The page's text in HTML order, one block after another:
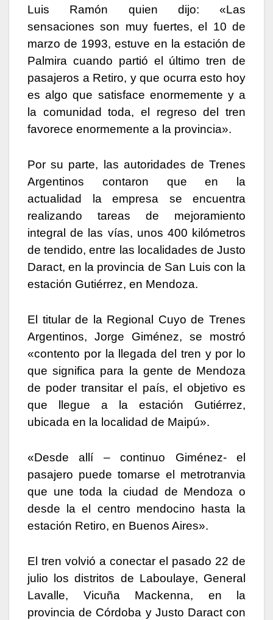
Luis Ramón quien dijo: «Las
sensaciones son muy fuertes, el 10 de
marzo de 1993, estuve en la estación de
Palmira cuando partió el último tren de
pasajeros a Retiro, y que ocurra esto hoy
es algo que satisface enormemente y a
la comunidad toda, el regreso del tren
favorece enormemente a la provincia».
Por su parte, las autoridades de Trenes
Argentinos contaron que en la
actualidad la empresa se encuentra
realizando tareas de mejoramiento
integral de las vías, unos 400 kilómetros
de tendido, entre las localidades de Justo
Daract, en la provincia de San Luis con la
estación Gutiérrez, en Mendoza.
El titular de la Regional Cuyo de Trenes
Argentinos, Jorge Giménez, se mostró
«contento por la llegada del tren y por lo
que significa para la gente de Mendoza
de poder transitar el país, el objetivo es
que llegue a la estación Gutiérrez,
ubicada en la localidad de Maipú».
«Desde allí – continuo Giménez- el
pasajero puede tomarse el metrotranvia
que une toda la ciudad de Mendoza o
desde la el centro mendocino hasta la
estación Retiro, en Buenos Aires».
El tren volvió a conectar el pasado 22 de
julio los distritos de Laboulaye, General
Lavalle, Vicuña Mackenna, en la
provincia de Córdoba y Justo Daract con